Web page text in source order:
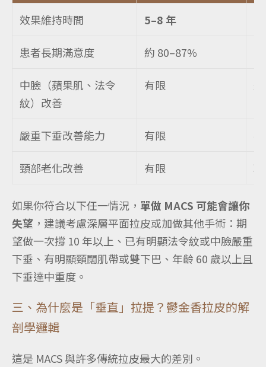
效果維持時間 5–8 年
患者長期滿意度 約 80–87%
中臉（蘋果肌、法令
紋）改善
有限
嚴重下垂改善能力 有限
頸部老化改善 有限
如果你符合以下任一情況， 單做 MACS 可能會讓你
失望 ，建議考慮深層平面拉皮或加做其他手術：期
望做一次撐 10 年以上、已有明顯法令紋或中臉嚴重
下垂、有明顯頸闊肌帶或雙下巴、年齡 60 歲以上且
下垂達中重度。
三、為什麼是「垂直」拉提？鬱金香拉皮的解
剖學邏輯
這是 MACS 與許多傳統拉皮最大的差別。